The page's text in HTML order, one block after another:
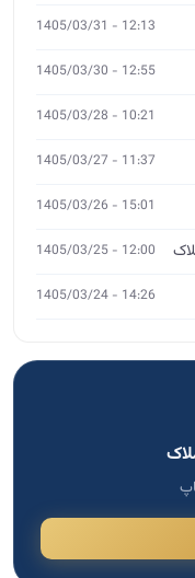
12:13 - 1405/03/31
12:55 - 1405/03/30
10:21 - 1405/03/28
11:37 - 1405/03/27
15:01 - 1405/03/26
12:00 - 1405/03/25
14:26 - 1405/03/24